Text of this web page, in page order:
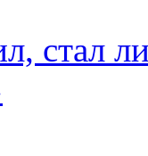
стал